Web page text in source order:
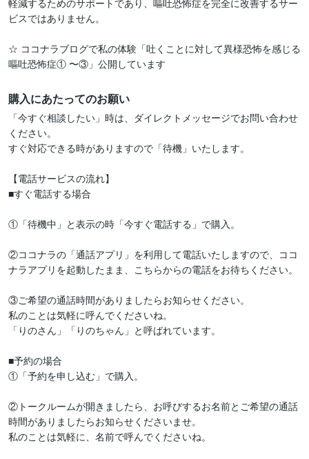
軽減するためのサポートであり、嘔吐恐怖症を完全に改善するサー
ビスではありません。
☆ ココナラブログで私の体験「吐くことに対して異様恐怖を感じる
嘔吐恐怖症① 〜③」公開しています
購入にあたってのお願い
「今すぐ相談したい」時は、ダイレクトメッセージでお問い合わせ
ください。
すぐ対応できる時がありますので「待機」いたします。
【電話サービスの流れ】
■すぐ電話する場合
①「待機中」と表示の時「今すぐ電話する」で購入。
②ココナラの「通話アプリ」を利用して電話いたしますので、ココ
ナラアプリを起動したまま、こちらからの電話をお待ちください。
③ご希望の通話時間がありましたらお知らせください。
私のことは気軽に呼んでくださいね。
「りのさん」「りのちゃん」と呼ばれています。
■予約の場合
①「予約を申し込む」で購入。
②トークルームが開きましたら、お呼びするお名前とご希望の通話
時間がありましたらお知らせくださいませ。
私のことは気軽に、名前で呼んでくださいね。